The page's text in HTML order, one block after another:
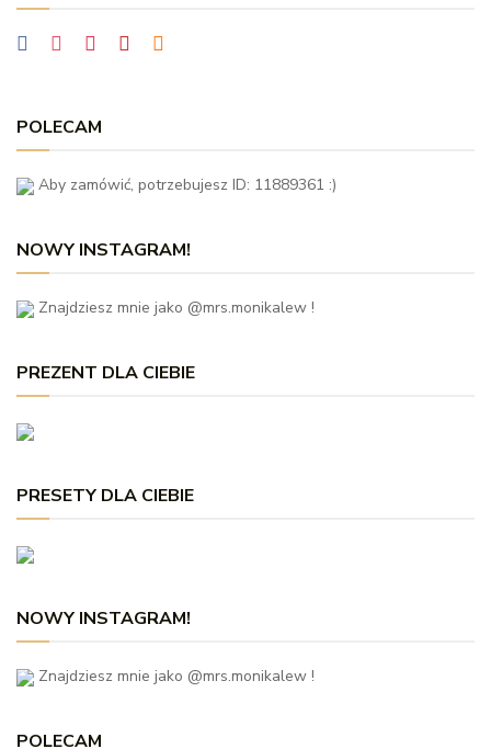
POLECAM
Aby zamówić, potrzebujesz ID: 11889361 :)
NOWY INSTAGRAM!
Znajdziesz mnie jako @mrs.monikalew !
PREZENT DLA CIEBIE
PRESETY DLA CIEBIE
NOWY INSTAGRAM!
Znajdziesz mnie jako @mrs.monikalew !
POLECAM